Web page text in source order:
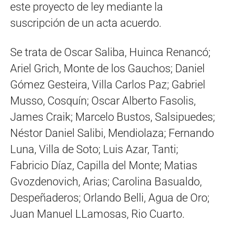
este proyecto de ley mediante la
suscripción de un acta acuerdo.
Se trata de Oscar Saliba, Huinca Renancó;
Ariel Grich, Monte de los Gauchos; Daniel
Gómez Gesteira, Villa Carlos Paz; Gabriel
Musso, Cosquín; Oscar Alberto Fasolis,
James Craik; Marcelo Bustos, Salsipuedes;
Néstor Daniel Salibi, Mendiolaza; Fernando
Luna, Villa de Soto; Luis Azar, Tanti;
Fabricio Díaz, Capilla del Monte; Matias
Gvozdenovich, Arias; Carolina Basualdo,
Despeñaderos; Orlando Belli, Agua de Oro;
Juan Manuel LLamosas, Rio Cuarto.